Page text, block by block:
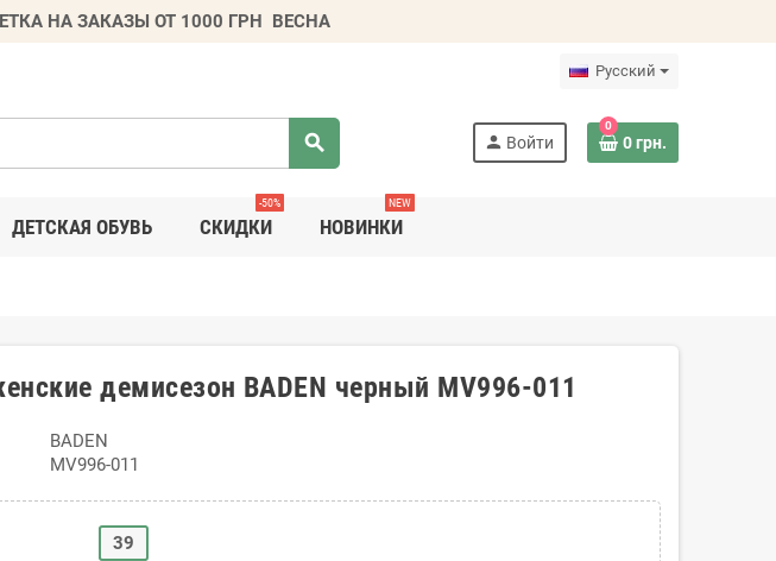
НА ЗАКАЗЫ ОТ 1000 ГРН ВЕСНА
Русский
search person Войти
0
0 грн.
ДЕТСКАЯ ОБУВЬ СКИДКИ
-50%
НОВИНКИ
NEW
демисезон BADEN черный MV996-011
BADEN
MV996-011
39